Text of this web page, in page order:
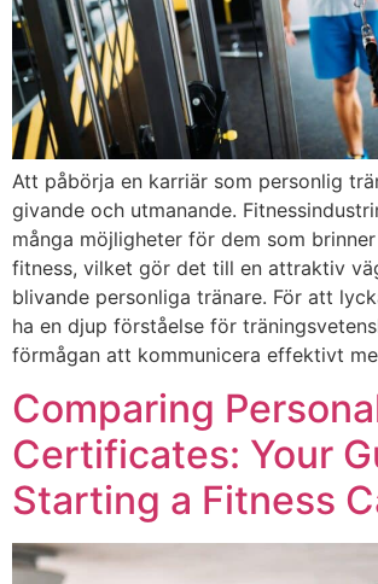
Att påbörja en karriär som personlig
givande och utmanande.
många möjligheter för dem som
fitness, vilket gör det till en attraktiv
blivande personliga tränare. För att
ha en djup förståelse för
förmågan att kommunicera effektivt
Comparing
Certificates: Your
Starting a Fitness